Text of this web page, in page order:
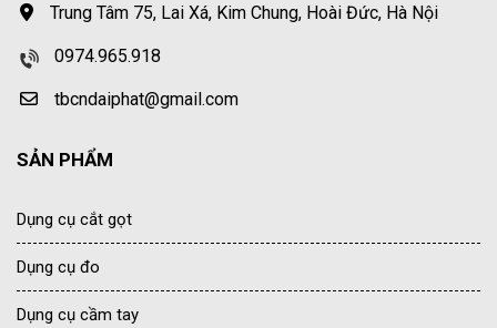
Trung Tâm 75, Lai Xá, Kim Chung, Hoài Đức, Hà Nội
0974.965.918
tbcndaiphat@gmail.com
SẢN PHẨM
Dụng cụ cắt gọt
Dụng cụ đo
Dụng cụ cầm tay